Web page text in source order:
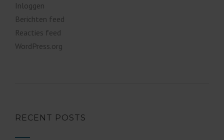
Inloggen
Berichten feed
Reacties feed
WordPress.org
RECENT POSTS